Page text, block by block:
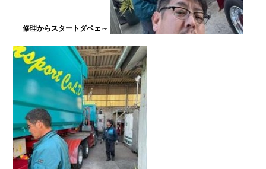
修理からスタートダベェ～